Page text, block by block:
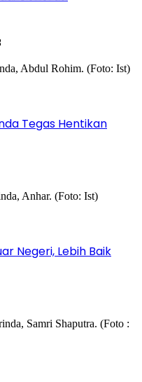
Tegas Hentikan
Negeri, Lebih Baik